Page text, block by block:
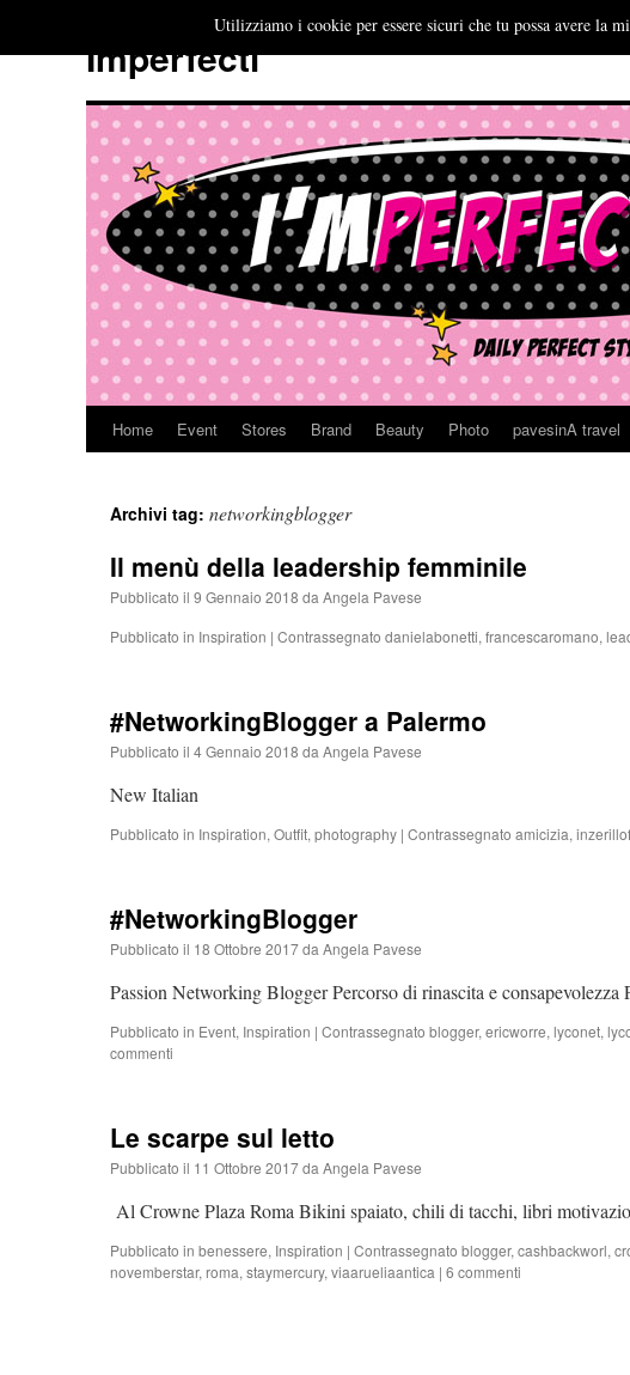
Imperfecti
Vai
contenuto
Home Event Stores Brand Beauty Photo pavesinA travel
Archivi tag: networkingblogger
Il menù della leadership femminile
Pubblicato il 9 Gennaio 2018 da Angela Pavese
Pubblicato in Inspiration | Contrassegnato danielabonetti, francescaromano,
#NetworkingBlogger a Palermo
Pubblicato il 4 Gennaio 2018 da Angela Pavese
New Italian
Pubblicato in Inspiration, Outfit, photography | Contrassegnato amicizia,
#NetworkingBlogger
Pubblicato il 18 Ottobre 2017da Angela Pavese
Passion Networking Blogger Percorso di rinascita e consapevolezza
Pubblicato in Event, Inspiration | Contrassegnato blogger, ericworre, lyconet,
commenti
Le scarpe sul letto
Pubblicato il 11 Ottobre 2017da Angela Pavese
Al Crowne Plaza Roma Bikini spaiato, chili di tacchi, libri
Pubblicato in benessere, Inspiration | Contrassegnato blogger, cashbackworl,
novemberstar, roma, staymercury, viaarueliaantica | 6 commenti
Utilizziamo i cookie per essere sicuri che tu possa avere la